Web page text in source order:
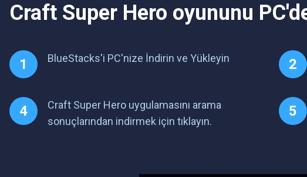
Craft Super Hero oyununu
BlueStacks'i PC'nize İndirin ve Yükleyin
Craft Super Hero uygulamasını arama
sonuçlarından indirmek için tıklayın.